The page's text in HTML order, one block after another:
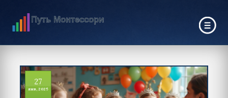
27
янв, 2025